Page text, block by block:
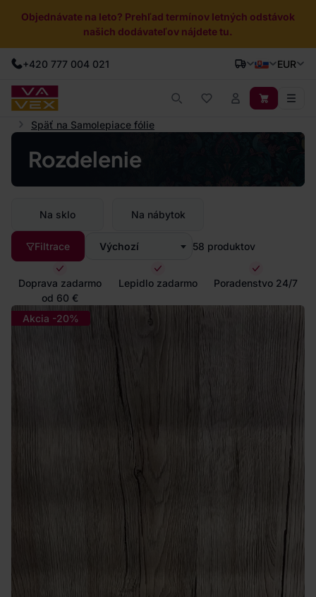
Objednávate na leto? Prehľad termínov letných odstávok
našich dodávateľov nájdete tu.
+420 777 004 021 EUR
Späť na Samolepiace fólie
Rozdelenie
Na sklo Na nábytok
Filtrace Výchozí 58 produktov
Doprava zadarmo
od 60 €
Lepidlo zadarmo Poradenstvo 24/7
Akcia -20%